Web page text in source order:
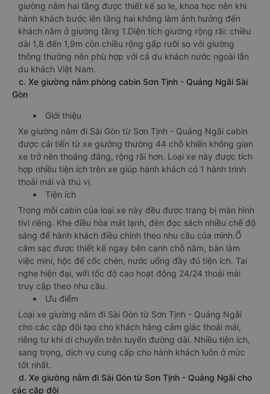
giường nằm hai tầng được thiết kế so le, khoa học nên khi
hành khách bước lên tầng hai không làm ảnh hưởng đến
khách nằm ở giường tầng 1.Diện tích giường rộng rãi: chiều
dài 1,8 đến 1,9m còn chiều rộng gấp rưỡi so với giường
thông thường nên phù hợp với cả du khách nước ngoài lẫn
du khách Việt Nam.
c. Xe giường nằm phòng cabin Sơn Tịnh - Quảng Ngãi Sài
Gòn
Giới thiệu
Xe giường nằm đi Sài Gòn từ Sơn Tịnh - Quảng Ngãi cabin
được cải tiến từ xe giường thường 44 chỗ khiến không gian
xe trở nên thoáng đãng, rộng rãi hơn. Loại xe này được tích
hợp nhiều tiện ích trên xe giúp hành khách có 1 hành trình
thoải mái và thú vị.
Tiện ích
Trong mỗi cabin của loại xe này đều được trang bị màn hình
tivi riêng. Khe điều hòa mát lạnh, đèn đọc sách nhiều chế độ
sáng để hành khách điều chỉnh theo nhu cầu của mình.Ổ
cắm sạc được thiết kế ngay bên cạnh chỗ nằm, bàn làm
việc mini, hộc để cốc chén, nước uống đầy đủ tiện ích. Tai
nghe hiện đại, wifi tốc độ cao hoạt động 24/24 thoải mái
truy cập theo nhu cầu.
Ưu điểm
Loại xe giường nằm đi Sài Gòn từ Sơn Tịnh - Quảng Ngãi
cho các cặp đôi tạo cho khách hàng cảm giác thoải mái,
riêng tư khi di chuyển trên tuyến đường dài. Nhiều tiện ích,
sang trọng, dịch vụ cung cấp cho hành khách luôn ở mức
tốt nhất.
d. Xe giường nằm đi Sài Gòn từ Sơn Tịnh - Quảng Ngãi cho
các cặp đôi